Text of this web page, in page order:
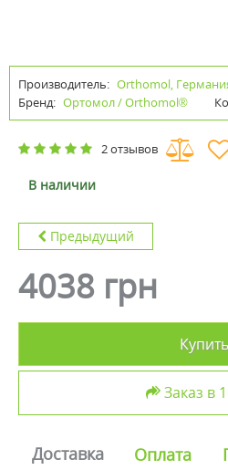
Производитель: Orthomol,
Бренд: Ортомол / Orthomol®
2 отзывов
В наличии
Предыдущий
4038 грн
Купить
Заказ в
Доставка Оплата